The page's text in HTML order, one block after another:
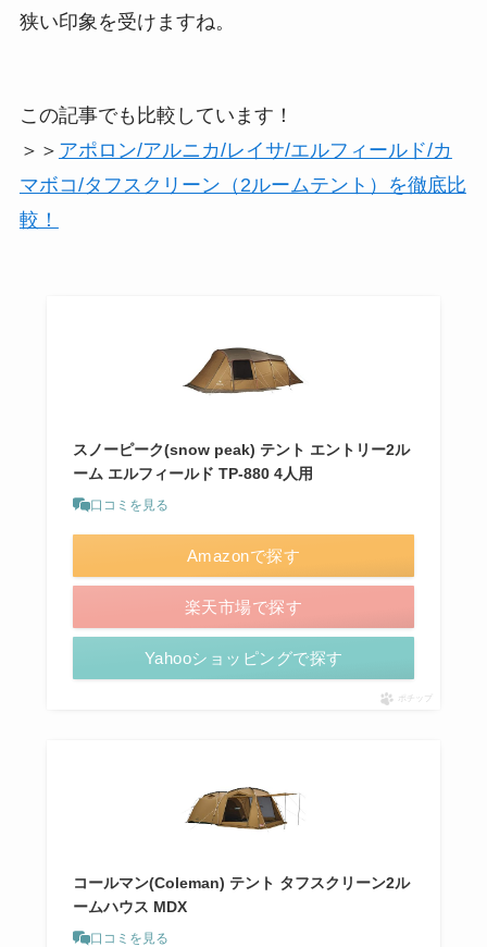
狭い印象を受けますね。
この記事でも比較しています！
＞＞ アポロン/アルニカ/レイサ/エルフィールド/カ
マボコ/タフスクリーン（2ルームテント）を徹底比
較！
スノーピーク(snow peak) テント エントリー2ル
ーム エルフィールド TP-880 4人用
口コミを見る
Amazonで探す
楽天市場で探す
Yahooショッピングで探す
ポチップ
コールマン(Coleman) テント タフスクリーン2ル
ームハウス MDX
口コミを見る